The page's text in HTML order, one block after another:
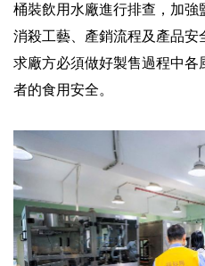
桶裝飲用水廠進行排查，加強
消殺工藝、產銷流程及產品
求廠方必須做好製售過程中
者的食用安全。